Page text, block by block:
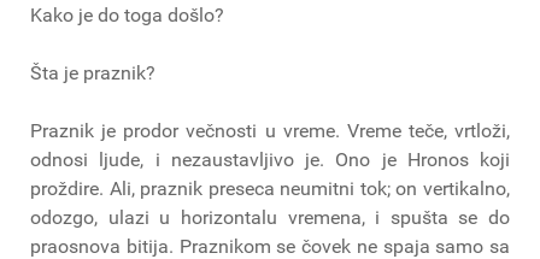
Kako je do toga došlo?
Šta je praznik?
Praznik je prodor večnosti u vreme. Vreme teče, vrtloži,
odnosi ljude, i nezaustavljivo je. Ono je Hronos koji
proždire. Ali, praznik preseca neumitni tok; on vertikalno,
odozgo, ulazi u horizontalu vremena, i spušta se do
praosnova bitija. Praznikom se čovek ne spaja samo sa